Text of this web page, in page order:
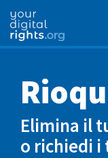
Elimina il
o richiedi i